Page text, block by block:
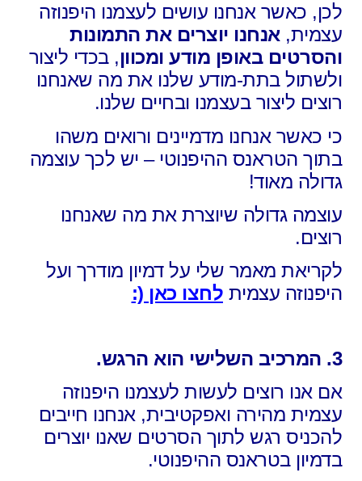
לכן, כאשר אנחנו עושים לעצמנו היפנוזה
עצמית,אנחנו יוצרים את התמונות
והסרטיםבאופן מודע ומכוון,בכדי ליצור
ולשתול בתת-מודע שלנואת מה שאנחנו
רוצים ליצור בעצמנו ובחיים שלנו.
כי כאשר אנחנו מדמיינים ורואים משהו
בתוך הטראנס ההיפנוטי – יש לכך עוצמה
גדולה מאוד!
עוצמה גדולה שיוצרת את מה שאנחנו
רוצים.
לקריאת מאמר שלי על דמיון מודרך ועל
היפנוזה עצמית לחצו כאן (:
3. המרכיב השלישי הוא הרגש.
אם אנו רוצים לעשות לעצמנו היפנוזה
עצמית מהירה ואפקטיבית, אנחנו חייבים
להכניס רגש לתוך הסרטים שאנו יוצרים
בדמיון בטראנס ההיפנוטי.